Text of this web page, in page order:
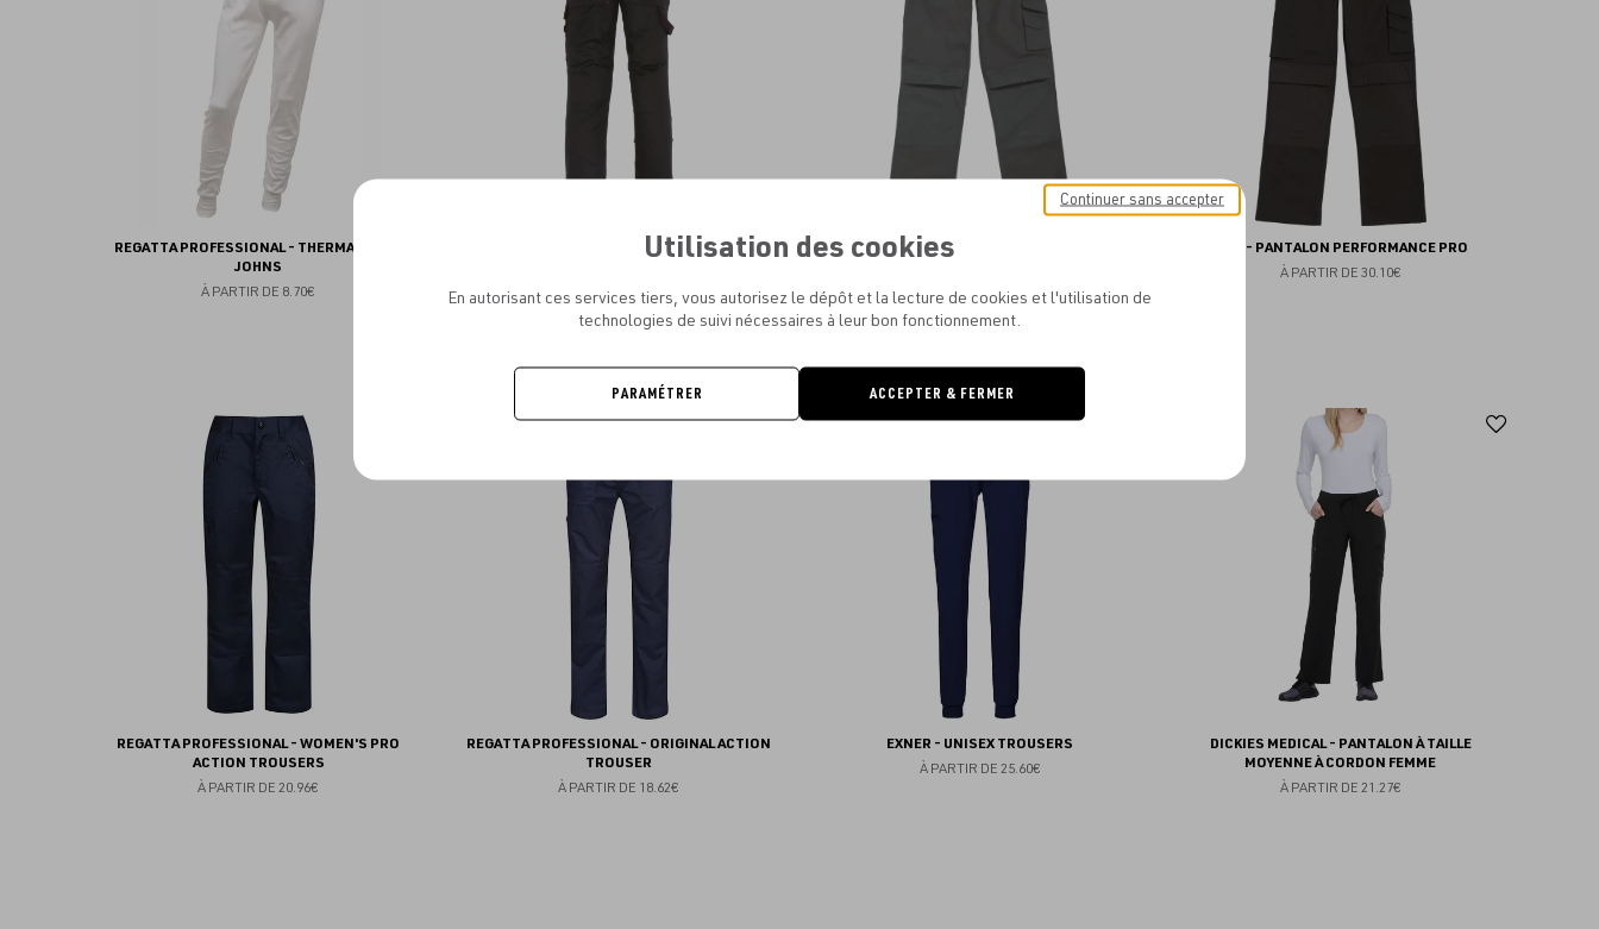
REGATTA PROFESSIONAL - THERMAL LONG
JOHNS
À PARTIR DE 8.70€
DICKIES - PANTALON REDHAWK PRO HOMME
B&C - PANTALON UNIVERSAL PRO
B&C - PANTALON PERFORMANCE PRO
À PARTIR DE 30.10€
REGATTA PROFESSIONAL - WOMEN'S PRO
ACTION TROUSERS
À PARTIR DE 20.96€
Ajouter
REGATTA PROFESSIONAL - ORIGINAL ACTION
TROUSER
À PARTIR DE 18.62€
Ajouter
EXNER - UNISEX TROUSERS
À PARTIR DE 25.60€
DICKIES MEDICAL - PANTALON À TAILLE
MOYENNE À CORDON FEMME
À PARTIR DE 21.27€
Utilisation des cookies
En autorisant ces services tiers, vous autorisez le dépôt et la lecture de cookies et l'utilisation de
technologies de suivi nécessaires à leur bon fonctionnement.
Continuer sans accepter
PARAMÉTRER ACCEPTER & FERMER